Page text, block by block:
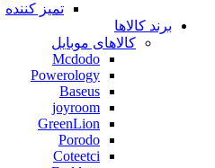
تمیز کننده
برند کالاها
کالاهای موبایل
Mcdodo
Powerology
Baseus
joyroom
GreenLion
Porodo
Coteetci